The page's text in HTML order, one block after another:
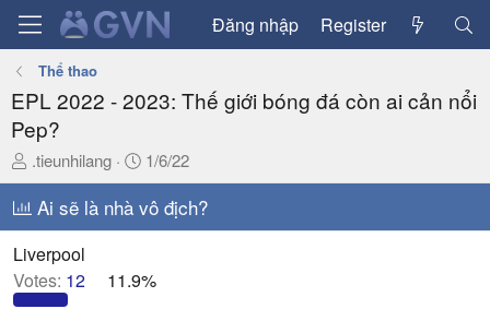
Đăng nhập Register
Thể thao
EPL 2022 - 2023: Thế giới bóng đá còn ai cản nổi
Pep?
T
h
e
a
d
s
.tieunhilang
N
g
à
y
ử
1/6/22
Ai sẽ là nhà vô địch?
Liverpool
Votes: 12 11.9%